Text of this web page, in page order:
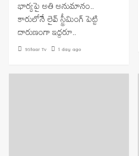
భార్యపై అతి అనుమానం..
కారులోనే లైవ్ స్ట్రీమింగ్ పెట్టి
దారుణంగా ఇద్దరూ..
9Staar Tv 1 day ago